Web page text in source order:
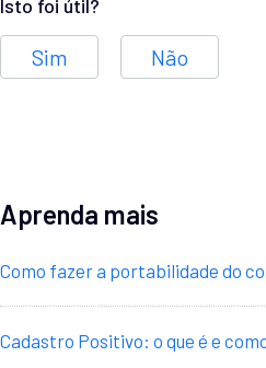
Isto foi útil?
Sim Não
Aprenda mais
Como fazer a portabilidade do
Cadastro Positivo: o que é e